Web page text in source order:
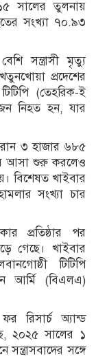
সালের তুলনায়
সংখ্যা ৭০.৯৩
সন্ত্রাসী মৃত্যু
প্রদেশের
(তেহরিক-ই
জন নিহত হন, যার
৩ হাজার ৬৮৫
আসা শুরু করলেও
বিশেষত খাইবার
সংখ্যা চার
প্রতিষ্ঠার পর
গেছে। খাইবার
টিটিপি
আর্মি (বিএলএ)
রিসার্চ অ্যান্ড
২০২৫ সালের ১
সঙ্গে